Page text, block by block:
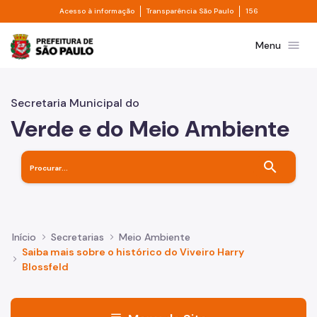
Pular para o Conteúdo principal
Acesso à informação Divisor de acesso à informação
Transparência São Paulo Divisor de
156
Prefeitura de São PauloMenu menu
Secretaria Municipal do
Verde e do Meio Ambiente
search
Início Secretarias
Meio Ambiente
Saiba mais sobre o histórico do Viveiro Harry
Blossfeld